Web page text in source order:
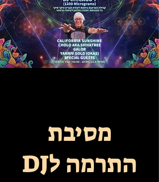
מסיבת
התרמה לDJ